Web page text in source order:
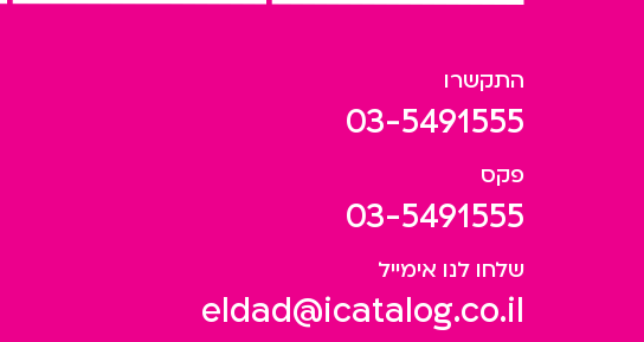
התקשרו
03-5491555
פקס
03-5491555
שלחו לנו אימייל
eldad@icatalog.co.il